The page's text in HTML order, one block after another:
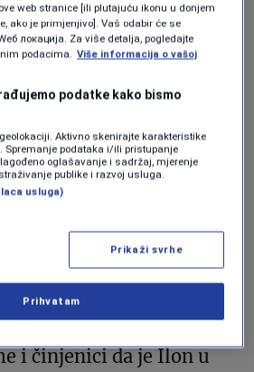
taj paket, opisavši ga
a mogao bi se suočiti i s
vezi te isplate.
nekad obožavali Maska,
koji su fanatično slijedili
budućnosti Tesle.
godine glasao za paket, to
informacijama koje sam
i činjenici da je Ilon u
web stranice [ili plutajuću ikonu u donjem
ako je primjenjivo]. Vaš odabir će se
локација. Za više detalja, pogledajte
podacima. Više informacija o vašoj
podatke kako bismo
Aktivno skenirajte karakteristike
Spremanje podataka i/ili pristupanje
oglašavanje i sadržaj, mjerenje
publike i razvoj usluga.
usluga)
Prikaži svrhe
Prihvatam